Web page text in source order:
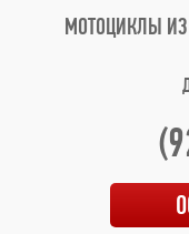
МОТОЦИКЛЫ